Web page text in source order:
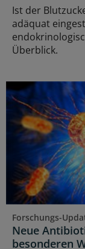
Ist der
adäquat
Überblick.
Forschungs-
Neue
besonderen